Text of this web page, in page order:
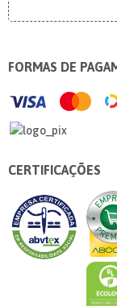
FORMAS DE
CERTIFICAÇÕES